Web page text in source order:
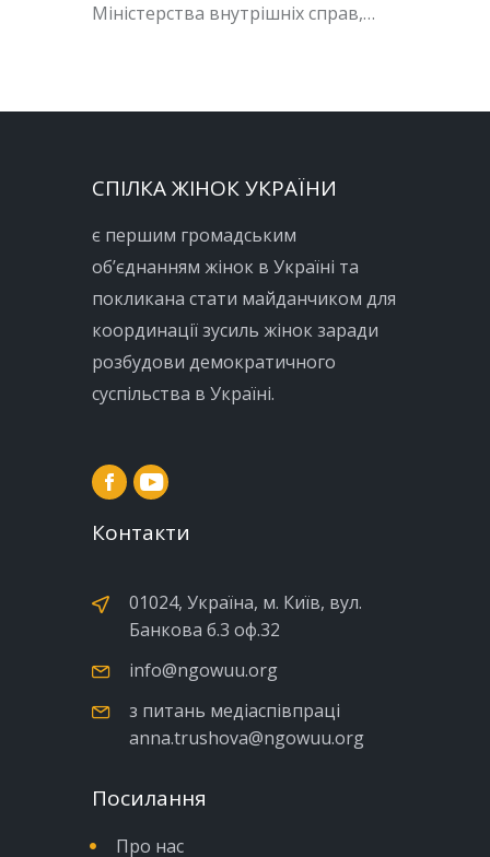
Міністерства внутрішніх справ,…
СПІЛКА ЖІНОК УКРАЇНИ
є першим громадським
об’єднанням жінок в Україні та
покликана стати майданчиком для
координації зусиль жінок заради
розбудови демократичного
суспільства в Україні.
Контакти
01024, Україна, м. Київ, вул.
Банкова б.3 оф.32
info@ngowuu.org
з питань медіаспівпраці
anna.trushova@ngowuu.org
Посилання
Про нас